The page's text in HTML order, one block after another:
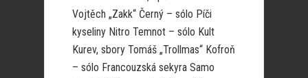
Vojtěch „Zakk“ Černý – sólo Píči
kyseliny Nitro Temnot – sólo Kult
Kurev, sbory Tomáš „Trollmas“ Kofroň
– sólo Francouzská sekyra Samo